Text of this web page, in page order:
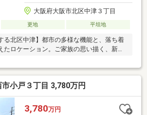
大阪府大阪市北区中津３丁目
更地 平坦地
る北区中津】都市の多様な機能と、落ち着
たロケーション。ご家族の思い描く、新し
小戸３丁目 3,780万円
3,780万円